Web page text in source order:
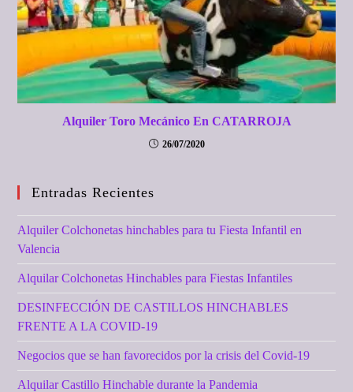
Alquiler Toro Mecánico En CATARROJA
26/07/2020
Entradas Recientes
Alquiler Colchonetas hinchables para tu Fiesta Infantil en
Valencia
Alquilar Colchonetas Hinchables para Fiestas Infantiles
DESINFECCIÓN DE CASTILLOS HINCHABLES
FRENTE A LA COVID-19
Negocios que se han favorecidos por la crisis del Covid-19
Alquilar Castillo Hinchable durante la Pandemia